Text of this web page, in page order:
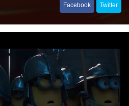
Facebook Twitter